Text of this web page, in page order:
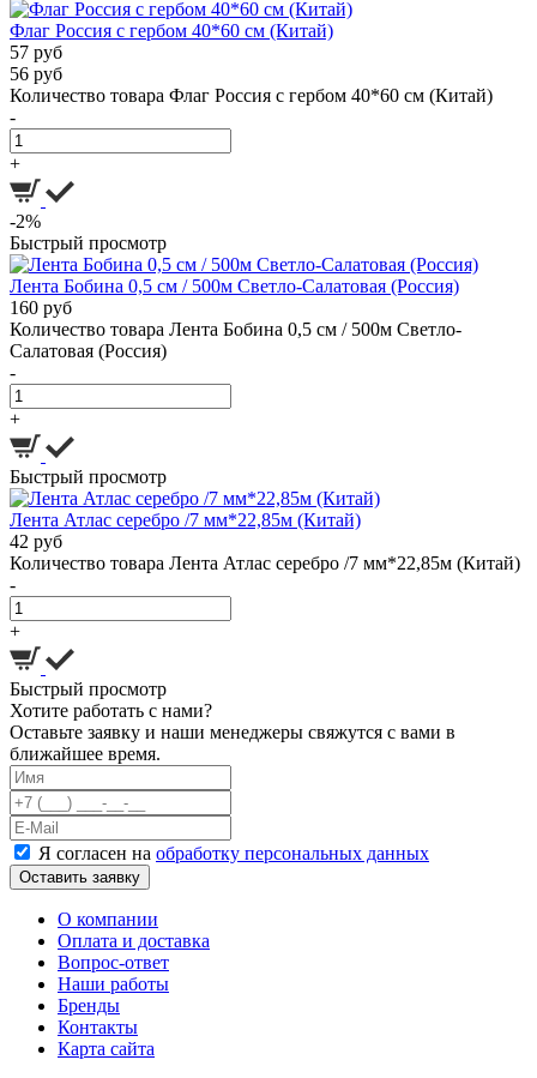
Флаг Россия с гербом 40*60 см (Китай)
57 руб
56 руб
Количество товара Флаг Россия с гербом 40*60 см (Китай)
-
+
-2%
Быстрый просмотр
Лента Бобина 0,5 см / 500м Светло-Салатовая (Россия)
160 руб
Количество товара Лента Бобина 0,5 см / 500м Светло-
Салатовая (Россия)
-
+
Быстрый просмотр
Лента Атлас серебро /7 мм*22,85м (Китай)
42 руб
Количество товара Лента Атлас серебро /7 мм*22,85м (Китай)
-
+
Быстрый просмотр
Хотите работать с нами?
Оставьте заявку и наши менеджеры свяжутся с вами в
ближайшее время.
Я согласен на обработку персональных данных
Оставить заявку
О компании
Оплата и доставка
Вопрос-ответ
Наши работы
Бренды
Контакты
Карта сайта